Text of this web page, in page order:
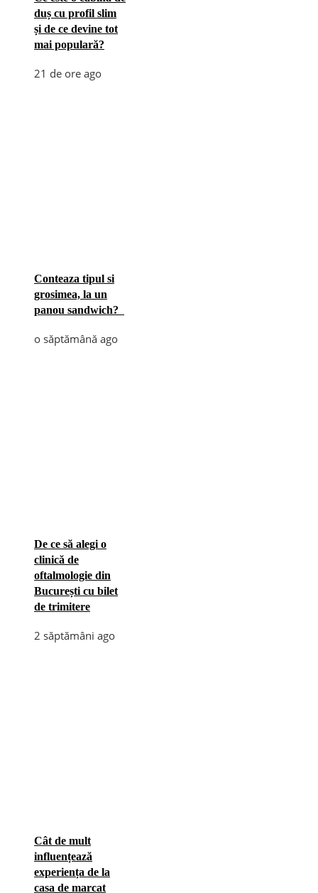
duș cu profil slim
și de ce devine tot
mai populară?
21 de ore ago
Conteaza tipul si
grosimea, la un
panou sandwich?
o săptămână ago
De ce să alegi o
clinică de
oftalmologie din
București cu bilet
de trimitere
2 săptămâni ago
Cât de mult
influențează
experiența de la
casa de marcat